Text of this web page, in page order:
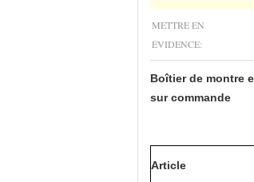
METTRE EN
ÉVIDENCE:
Boîtier de montre
sur commande
Article